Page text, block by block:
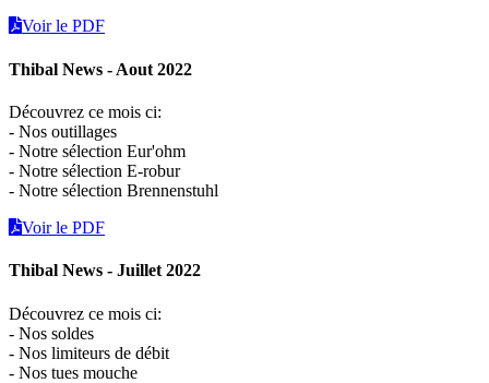
Voir le PDF
Thibal News - Aout 2022
Découvrez ce mois ci:
- Nos outillages
- Notre sélection Eur'ohm
- Notre sélection E-robur
- Notre sélection Brennenstuhl
Voir le PDF
Thibal News - Juillet 2022
Découvrez ce mois ci:
- Nos soldes
- Nos limiteurs de débit
- Nos tues mouche